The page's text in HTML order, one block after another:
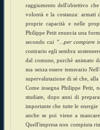
raggiumento dell'obiettivo
volontà e la costanza: armati
proprie capacità e nelle
Philippe Petit enuncia una
secondo cui "...per compiere
contrario egli sembra
dal comune, purchè animato
ma senza essere temerario
supervalutazione di sé che,
Come insegna Philippe Petit,
studiate, dopo anni di
importante che tutte le energie
anche se poi viene a
Quell'impresa non compiuta